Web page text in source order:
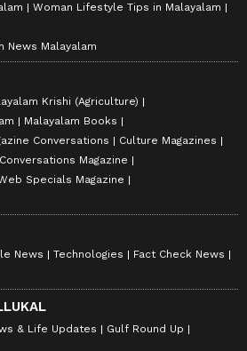
Woman Lifestyle Tips in Malayalam
News Malayalam
Krishi (Agriculture)
Malayalam Books
Conversations
Culture Magazines
Conversations Magazine
Specials Magazine
News Technologies
Fact Check News
& Life Updates
Gulf Round Up